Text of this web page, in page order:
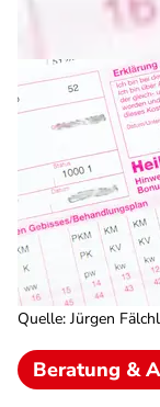
Quelle: Jürgen
Beratung &